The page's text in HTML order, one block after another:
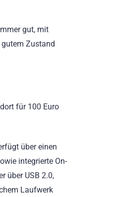
gut, mit
Zustand
für 100 Euro
über einen
integrierte On-
über USB 2.0,
Laufwerk